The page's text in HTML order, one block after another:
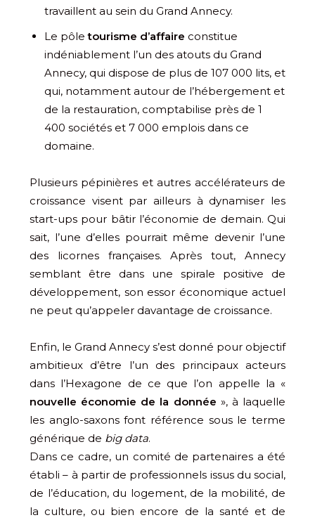
travaillent au sein du Grand Annecy.
Le pôletourisme d’affaire constitue
indéniablement l’un des atouts du Grand
Annecy, qui dispose de plus de 107 000 lits, et
qui, notamment autour de l’hébergement et
de la restauration, comptabilise près de 1
400 sociétés et 7 000 emplois dans ce
domaine.
Plusieurs pépinières et autres accélérateurs de
croissance visent par ailleurs à dynamiser les
start-ups pour bâtir l’économie de demain. Qui
sait, l’une d’elles pourrait même devenir l’une
des licornes françaises. Après tout, Annecy
semblant être dans une spirale positive de
développement, son essor économique actuel
ne peut qu’appeler davantage de croissance.
Enfin, le Grand Annecy s’est donné pour objectif
ambitieux d’être l’un des principaux acteurs
dans l’Hexagone de ce que l’on appelle la «
nouvelle économie de la donnée », à laquelle
les anglo-saxons font référence sous le terme
générique de big data.
Dans ce cadre, un comité de partenaires a été
établi – à partir de professionnels issus du social,
de l’éducation, du logement, de la mobilité, de
la culture, ou bien encore de la santé et de